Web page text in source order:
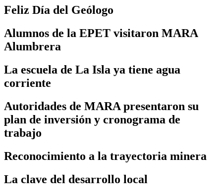
Feliz Día del Geólogo
Alumnos de la EPET visitaron MARA
Alumbrera
La escuela de La Isla ya tiene agua
corriente
Autoridades de MARA presentaron su
plan de inversión y cronograma de
trabajo
Reconocimiento a la trayectoria minera
La clave del desarrollo local